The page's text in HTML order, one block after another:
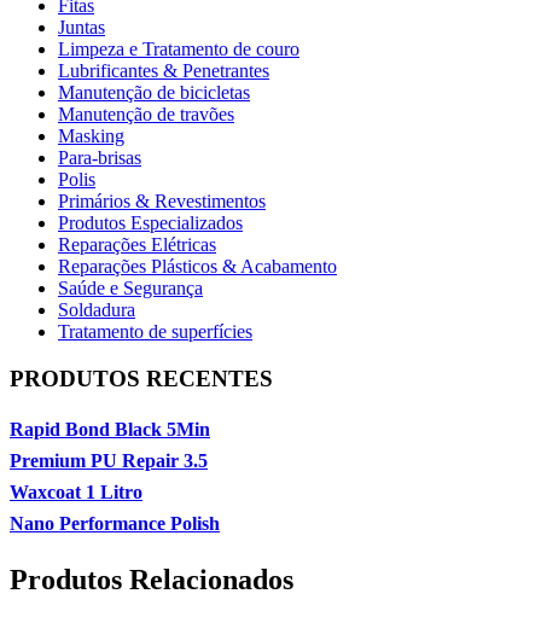
Fitas
Juntas
Limpeza e Tratamento de couro
Lubrificantes & Penetrantes
Manutenção de bicicletas
Manutenção de travões
Masking
Para-brisas
Polis
Primários & Revestimentos
Produtos Especializados
Reparações Elétricas
Reparações Plásticos & Acabamento
Saúde e Segurança
Soldadura
Tratamento de superfícies
PRODUTOS RECENTES
Rapid Bond Black 5Min
Premium PU Repair 3.5
Waxcoat 1 Litro
Nano Performance Polish
Produtos Relacionados